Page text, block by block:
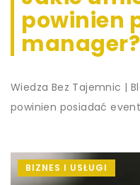
powinien
manager?
Wiedza Bez Tajemnic |
powinien posiadać
BIZNES I USŁUGI